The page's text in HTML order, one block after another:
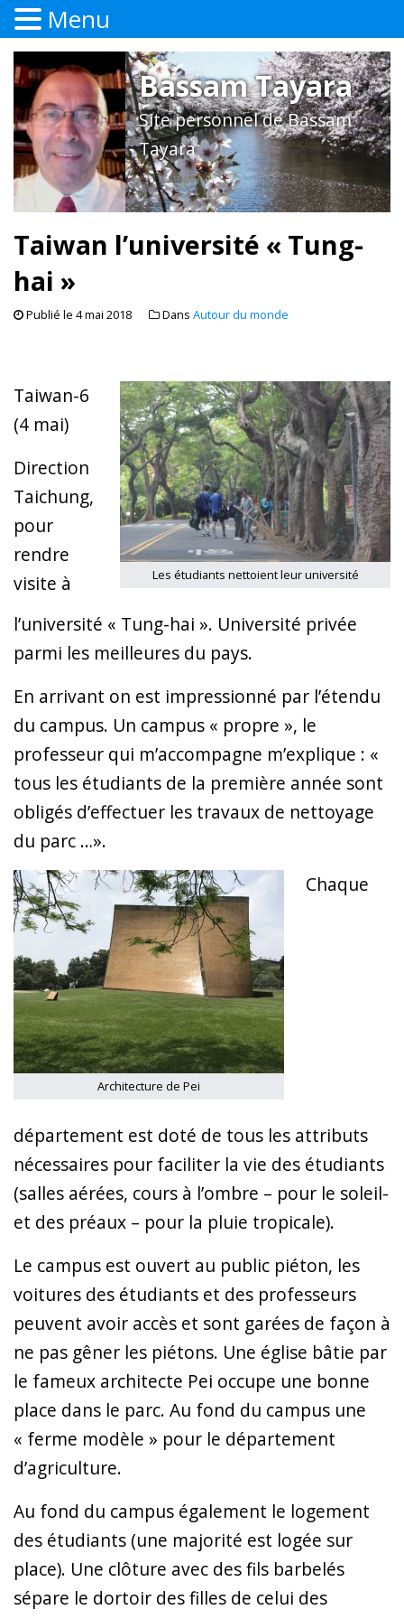
Bassam Tayara
Site personnel de Bassam
Tayara
Taiwan l’université « Tung-
hai »
Publié le 4 mai 2018 Dans Autour du monde
Les étudiants nettoient leur université
Taiwan-6
(4 mai)
Direction
Taichung,
pour
rendre
visite à
l’université « Tung-hai ». Université privée
parmi les meilleures du pays.
En arrivant on est impressionné par l’étendu
du campus. Un campus « propre », le
professeur qui m’accompagne m’explique : «
tous les étudiants de la première année sont
obligés d’effectuer les travaux de nettoyage
du parc …».
Architecture de Pei
Chaque
département est doté de tous les attributs
nécessaires pour faciliter la vie des étudiants
(salles aérées, cours à l’ombre – pour le soleil-
et des préaux – pour la pluie tropicale).
Le campus est ouvert au public piéton, les
voitures des étudiants et des professeurs
peuvent avoir accès et sont garées de façon à
ne pas gêner les piétons. Une église bâtie par
le fameux architecte Pei occupe une bonne
place dans le parc. Au fond du campus une
« ferme modèle » pour le département
d’agriculture.
Au fond du campus également le logement
des étudiants (une majorité est logée sur
place). Une clôture avec des fils barbelés
sépare le dortoir des filles de celui des
Menu